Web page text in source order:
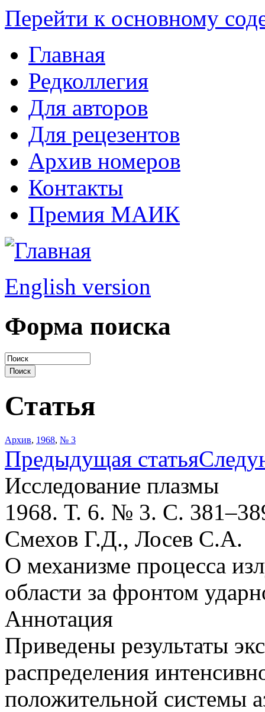
Перейти к основному
Главная
Редколлегия
Для авторов
Для рецезентов
Архив номеров
Контакты
Премия МАИК
English version
Форма поиска
Статья
Архив, 1968, № 3
Предыдущая статья
Исследование плазмы
1968. Т. 6. № 3. С.
Смехов Г.Д., Лосев С.А.
О механизме процесса
области за фронтом
Аннотация
Приведены результаты
распределения
положительной системы